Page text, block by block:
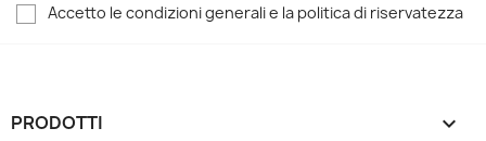
Accetto le condizioni generali e la politica di riservatezza
PRODOTTI 